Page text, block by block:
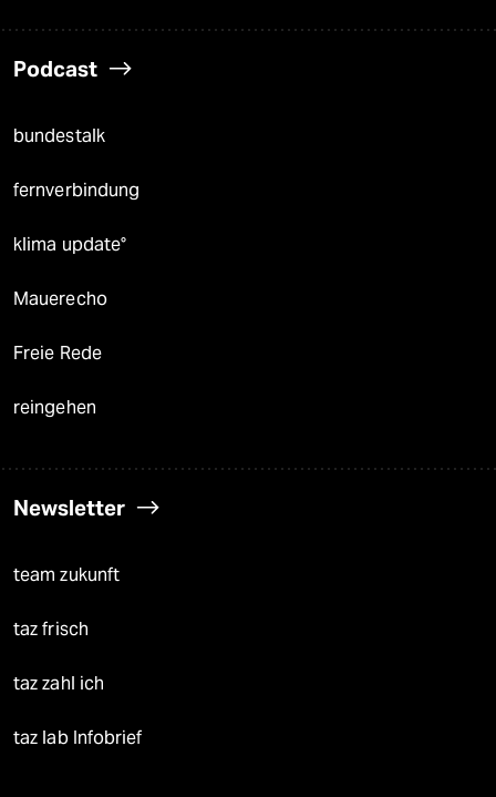
Podcast
bundestalk
fernverbindung
klima update°
Mauerecho
Freie Rede
reingehen
Newsletter
team zukunft
taz frisch
taz zahl ich
taz lab Infobrief